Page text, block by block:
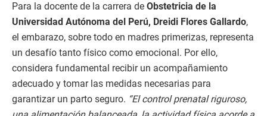
Para la docente de la carrera de Obstetricia de la
Universidad Autónoma del Perú, Dreidi Flores Gallardo,
el embarazo, sobre todo en madres primerizas, representa
un desafío tanto físico como emocional. Por ello,
considera fundamental recibir un acompañamiento
adecuado y tomar las medidas necesarias para
garantizar un parto seguro. “El control prenatal riguroso,